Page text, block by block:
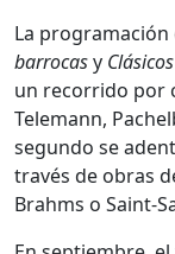
La
barrocasy
un recorrido por
Telemann,
segundo se
través de obras
Brahms o Saint-